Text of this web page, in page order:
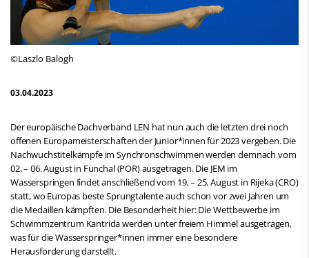
©Laszlo Balogh
03.04.2023
Der europäische Dachverband LEN hat nun auch die letzten drei noch
offenen Europameisterschaften der Junior*innen für 2023 vergeben. Die
Nachwuchstitelkämpfe im Synchronschwimmen werden demnach vom
02. – 06. August in Funchal (POR) ausgetragen. Die JEM im
Wasserspringen findet anschließend vom 19. – 25. August in Rijeka (CRO)
statt, wo Europas beste Sprungtalente auch schon vor zwei Jahren um
die Medaillen kämpften. Die Besonderheit hier: Die Wettbewerbe im
Schwimmzentrum Kantrida werden unter freiem Himmel ausgetragen,
was für die Wasserspringer*innen immer eine besondere
Herausforderung darstellt.